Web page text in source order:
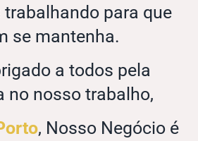
para que
se mantenha.
a todos pela
no nosso trabalho,
, Nosso Negócio é